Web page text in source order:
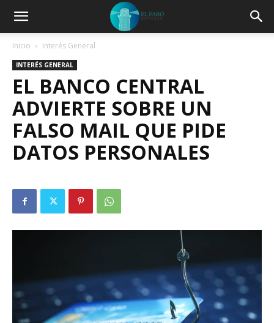
Inicio Interés General
INTERÉS GENERAL
EL BANCO CENTRAL
ADVIERTE SOBRE UN
FALSO MAIL QUE PIDE
DATOS PERSONALES